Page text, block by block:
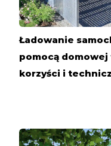
Ładowanie
pomocą
korzyści i